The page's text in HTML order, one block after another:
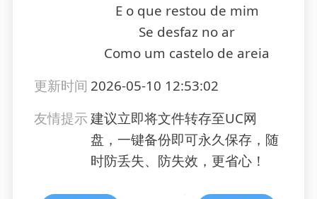
E o que restou de mim
Se desfaz no ar
Como um castelo de areia
更新时间 2026-05-10 12:53:02
友情提示建议立即将文件转存至UC网
盘，一键备份即可永久保存，随
时防丢失、防失效，更省心！